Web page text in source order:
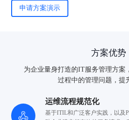
申请方案演示
方案优势
为企业量身打造的IT服务管理方案
过程中的管理问题，提
运维流程规范化
基于ITIL和广泛客户实践，以及
验证码登录 密码登录